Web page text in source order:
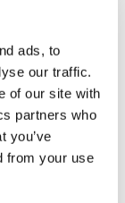
ads, to
our traffic.
of our site with
partners who
you’ve
from your use